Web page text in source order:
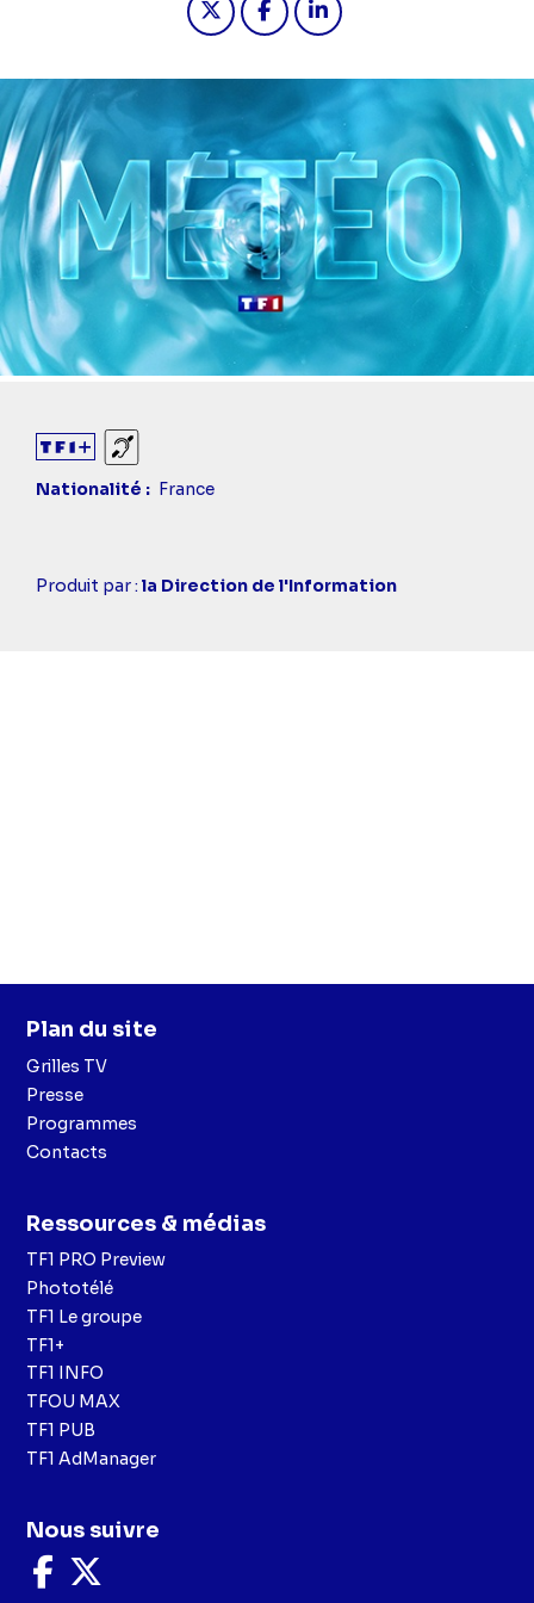
Sourds et malentendants
Nationalité
France
Casting
Produit par : la Direction de l'Information
Plan du site
Grilles TV
Presse
Programmes
Contacts
Ressources & médias
TF1 PRO Preview
Phototélé
TF1 Le groupe
TF1+
TF1 INFO
TFOU MAX
TF1 PUB
TF1 AdManager
Nous suivre
Nous
suivre